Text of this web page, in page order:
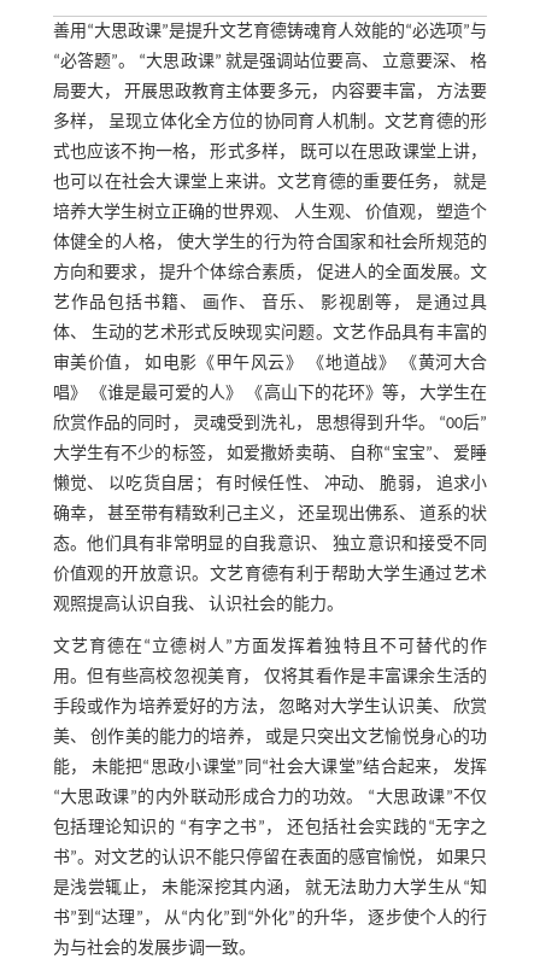
善用“大思政课”是提升文艺育德铸魂育人效能的“必选项”与
“必答题”。 “大思政课” 就是强调站位要高、 立意要深、 格
局要大， 开展思政教育主体要多元， 内容要丰富， 方法要
多样， 呈现立体化全方位的协同育人机制。文艺育德的形
式也应该不拘一格， 形式多样， 既可以在思政课堂上讲，
也可以在社会大课堂上来讲。文艺育德的重要任务， 就是
培养大学生树立正确的世界观、 人生观、 价值观， 塑造个
体健全的人格， 使大学生的行为符合国家和社会所规范的
方向和要求， 提升个体综合素质， 促进人的全面发展。文
艺作品包括书籍、 画作、 音乐、 影视剧等， 是通过具
体、 生动的艺术形式反映现实问题。文艺作品具有丰富的
审美价值， 如电影《甲午风云》 《地道战》 《黄河大合
唱》 《谁是最可爱的人》 《高山下的花环》等， 大学生在
欣赏作品的同时， 灵魂受到洗礼， 思想得到升华。 “00后”
大学生有不少的标签， 如爱撒娇卖萌、 自称“宝宝”、 爱睡
懒觉、 以吃货自居； 有时候任性、 冲动、 脆弱， 追求小
确幸， 甚至带有精致利己主义， 还呈现出佛系、 道系的状
态。他们具有非常明显的自我意识、 独立意识和接受不同
价值观的开放意识。文艺育德有利于帮助大学生通过艺术
观照提高认识自我、 认识社会的能力。
文艺育德在“立德树人”方面发挥着独特且不可替代的作
用。但有些高校忽视美育， 仅将其看作是丰富课余生活的
手段或作为培养爱好的方法， 忽略对大学生认识美、 欣赏
美、 创作美的能力的培养， 或是只突出文艺愉悦身心的功
能， 未能把“思政小课堂”同“社会大课堂”结合起来， 发挥
“大思政课”的内外联动形成合力的功效。 “大思政课”不仅
包括理论知识的 “有字之书”， 还包括社会实践的“无字之
书”。对文艺的认识不能只停留在表面的感官愉悦， 如果只
是浅尝辄止， 未能深挖其内涵， 就无法助力大学生从“知
书”到“达理”， 从“内化”到“外化”的升华， 逐步使个人的行
为与社会的发展步调一致。